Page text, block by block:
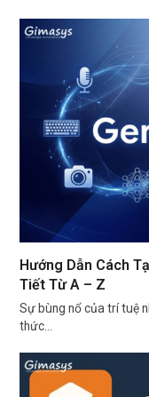
Hướng Dẫn Cách
Tiết Từ A – Z
Sự bùng nổ của trí tuệ
thức…